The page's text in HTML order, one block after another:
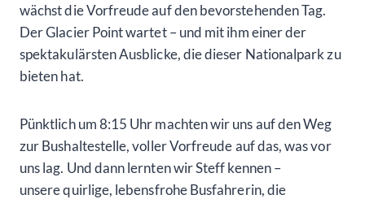
wächst die Vorfreude auf den bevorstehenden Tag.
Der Glacier Point wartet – und mit ihm einer der
spektakulärsten Ausblicke, die dieser Nationalpark zu
bieten hat.
Pünktlich um 8:15 Uhr machten wir uns auf den Weg
zur Bushaltestelle, voller Vorfreude auf das, was vor
uns lag. Und dann lernten wir Steff kennen –
unsere quirlige, lebensfrohe Busfahrerin, die